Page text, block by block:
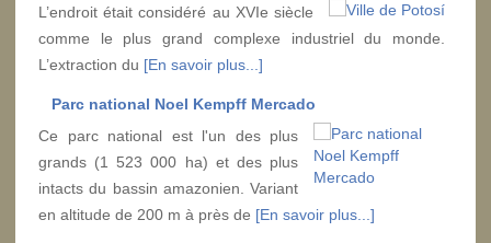
L’endroit était considéré au XVIe siècle
comme le plus grand complexe industriel du monde.
L’extraction du [En savoir plus...]
Parc national Noel Kempff Mercado
Ce parc national est l'un des plus
grands (1 523 000 ha) et des plus
intacts du bassin amazonien. Variant
en altitude de 200 m à près de [En savoir plus...]